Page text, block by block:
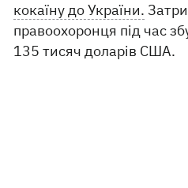
кокаїну до України.
правоохоронця під час
135 тисяч доларів США.